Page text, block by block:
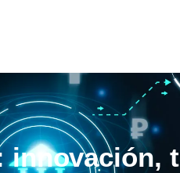
innovación,